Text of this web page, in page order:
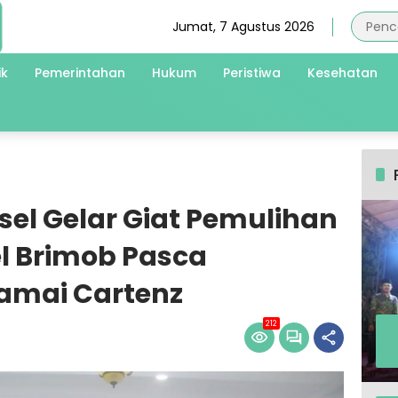
Jumat, 7 Agustus 2026
Pemerintahan Hukum Peristiwa Kesehatan
Gelar Giat Pemulihan
Brimob Pasca
Cartenz
212